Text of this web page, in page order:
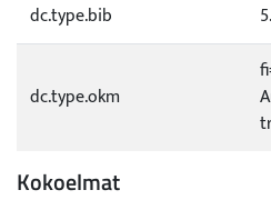
dc.type.bib
dc.type.okm
Kokoelmat